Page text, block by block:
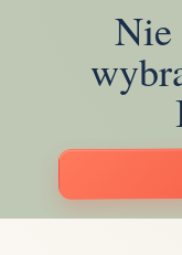
Nie